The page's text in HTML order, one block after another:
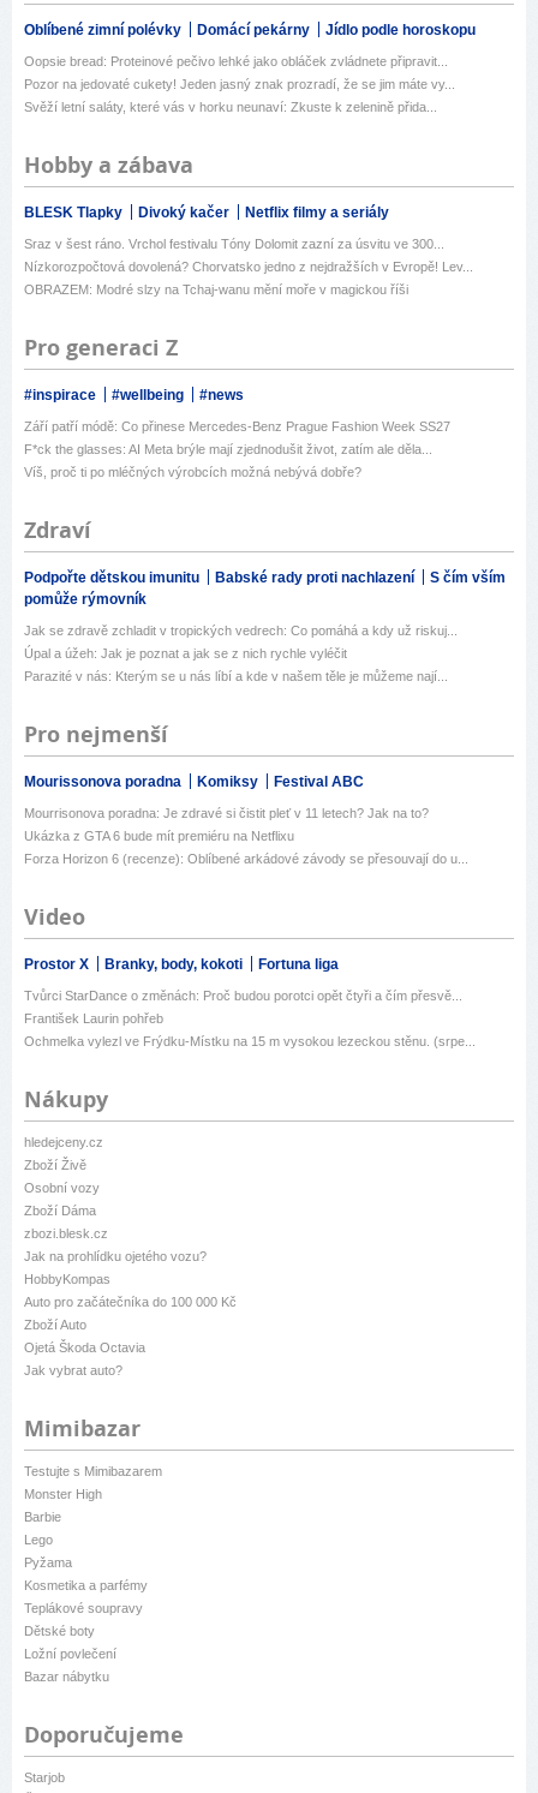
Oblíbené zimní polévky Domácí pekárny Jídlo podle horoskopu
Oopsie bread: Proteinové pečivo lehké jako obláček zvládnete připravit...
Pozor na jedovaté cukety! Jeden jasný znak prozradí, že se jim máte vy...
Svěží letní saláty, které vás v horku neunaví: Zkuste k zelenině přida...
Hobby a zábava
BLESK Tlapky Divoký kačer Netflix filmy a seriály
Sraz v šest ráno. Vrchol festivalu Tóny Dolomit zazní za úsvitu ve 300...
Nízkorozpočtová dovolená? Chorvatsko jedno z nejdražších v Evropě! Lev...
OBRAZEM: Modré slzy na Tchaj-wanu mění moře v magickou říši
Pro generaci Z
#inspirace #wellbeing #news
Září patří módě: Co přinese Mercedes-Benz Prague Fashion Week SS27
F*ck the glasses: AI Meta brýle mají zjednodušit život, zatím ale děla...
Víš, proč ti po mléčných výrobcích možná nebývá dobře?
Zdraví
Podpořte dětskou imunitu Babské rady proti nachlazení
S čím vším
pomůže rýmovník
Jak se zdravě zchladit v tropických vedrech: Co pomáhá a kdy už riskuj...
Úpal a úžeh: Jak je poznat a jak se z nich rychle vyléčit
Parazité v nás: Kterým se u nás líbí a kde v našem těle je můžeme nají...
Pro nejmenší
Mourissonova poradna Komiksy Festival ABC
Mourrisonova poradna: Je zdravé si čistit pleť v 11 letech? Jak na to?
Ukázka z GTA 6 bude mít premiéru na Netflixu
Forza Horizon 6 (recenze): Oblíbené arkádové závody se přesouvají do u...
Video
Prostor X Branky, body, kokoti Fortuna liga
Tvůrci StarDance o změnách: Proč budou porotci opět čtyři a čím přesvě...
František Laurin pohřeb
Ochmelka vylezl ve Frýdku-Místku na 15 m vysokou lezeckou stěnu. (srpe...
Nákupy
hledejceny.cz
Zboží Živě
Osobní vozy
Zboží Dáma
zbozi.blesk.cz
Jak na prohlídku ojetého vozu?
HobbyKompas
Auto pro začátečníka do 100 000 Kč
Zboží Auto
Ojetá Škoda Octavia
Jak vybrat auto?
Mimibazar
Testujte s Mimibazarem
Monster High
Barbie
Lego
Pyžama
Kosmetika a parfémy
Teplákové soupravy
Dětské boty
Ložní povlečení
Bazar nábytku
Doporučujeme
Starjob